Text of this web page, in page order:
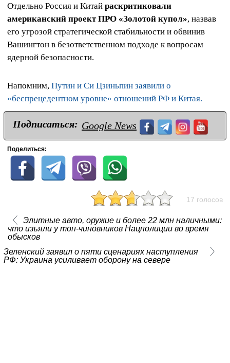
Отдельно Россия и Китай раскритиковали
американский проект ПРО «Золотой купол», назвав
его угрозой стратегической стабильности и обвинив
Вашингтон в безответственном подходе к вопросам
ядерной безопасности.
Напомним, Путин и Си Цзиньпин заявили о
«беспрецедентном уровне» отношений РФ и Китая.
Подписаться: Google News
Поделиться:
17 голосов
Элитные авто, оружие и более 22 млн наличными:
что изъяли у топ-чиновников Нацполиции во время
обысков
Зеленский заявил о пяти сценариях наступления
РФ: Украина усиливает оборону на севере